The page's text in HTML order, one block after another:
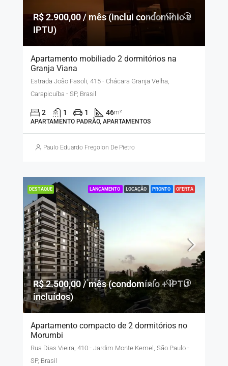
R$ 2.900,00 / mês (inclui condomínio e
IPTU)
Apartamento mobiliado 2 dormitórios na
Granja Viana
Estrada João Fasoli, 415 - Chácara Granja Velha,
Carapicuíba - SP, Brasil
2 1 1 46m²
APARTAMENTO PADRÃO, APARTAMENTOS
Paulo Eduardo Fregolon De Pietro
DESTAQUE LANÇAMENTO LOCAÇÃO PRONTO OFERTA
R$ 2.500,00 / mês (condomínio + IPTU
incluídos)
Apartamento compacto de 2 dormitórios no
Morumbi
Rua Dias Vieira, 410 - Jardim Monte Kemel, São Paulo -
SP, Brasil